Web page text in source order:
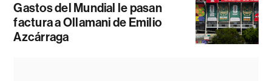
Gastos del Mundial le pasan
factura a Ollamani de Emilio
Azcárraga